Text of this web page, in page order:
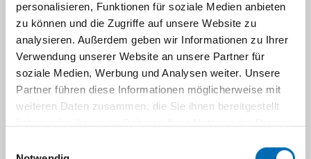
personalisieren, Funktionen für soziale Medien anbieten
zu können und die Zugriffe auf unsere Website zu
analysieren. Außerdem geben wir Informationen zu Ihrer
Verwendung unserer Website an unsere Partner für
soziale Medien, Werbung und Analysen weiter. Unsere
Partner führen diese Informationen möglicherweise mit
weiteren Daten zusammen, die Sie ihnen bereitgestellt
Wir sind 24 Stunden für Sie und Ihre Patienten
erreichbar.
Ansprechpartner